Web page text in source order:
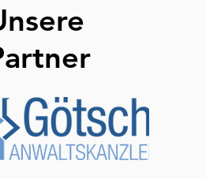
Unser Mandanten-